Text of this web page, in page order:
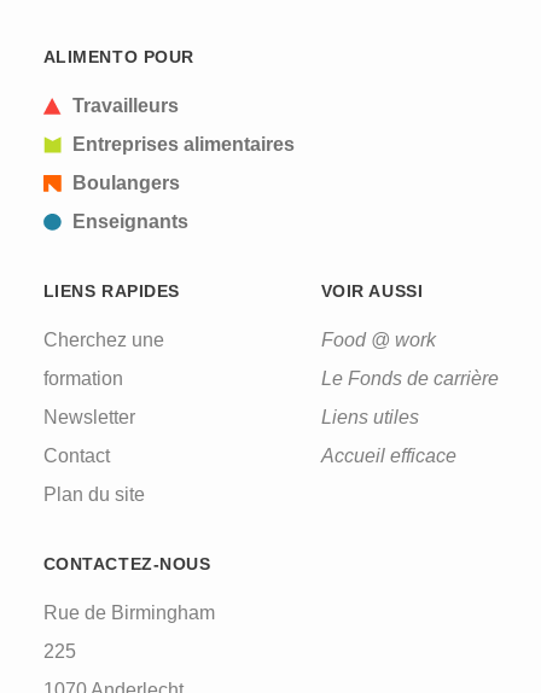
ALIMENTO POUR
Travailleurs
Entreprises alimentaires
Boulangers
Enseignants
LIENS RAPIDES
Cherchez une
formation
Newsletter
Contact
Plan du site
VOIR AUSSI
Food @ work
Le Fonds de carrière
Liens utiles
Accueil efficace
CONTACTEZ-NOUS
Rue de Birmingham
225